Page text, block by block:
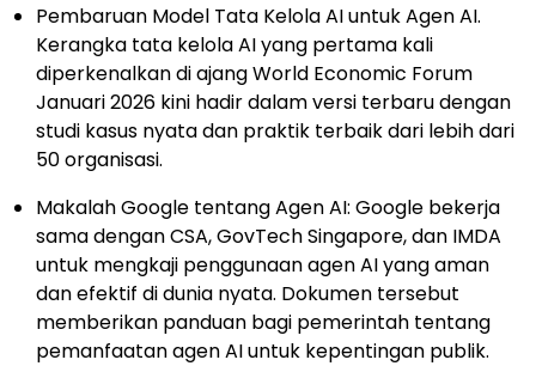
Pembaruan Model Tata Kelola AI untuk Agen AI.
Kerangka tata kelola AI yang pertama kali
diperkenalkan di ajang World Economic Forum
Januari 2026 kini hadir dalam versi terbaru dengan
studi kasus nyata dan praktik terbaik dari lebih dari
50 organisasi.
Makalah Google tentang Agen AI: Google bekerja
sama dengan CSA, GovTech Singapore, dan IMDA
untuk mengkaji penggunaan agen AI yang aman
dan efektif di dunia nyata. Dokumen tersebut
memberikan panduan bagi pemerintah tentang
pemanfaatan agen AI untuk kepentingan publik.